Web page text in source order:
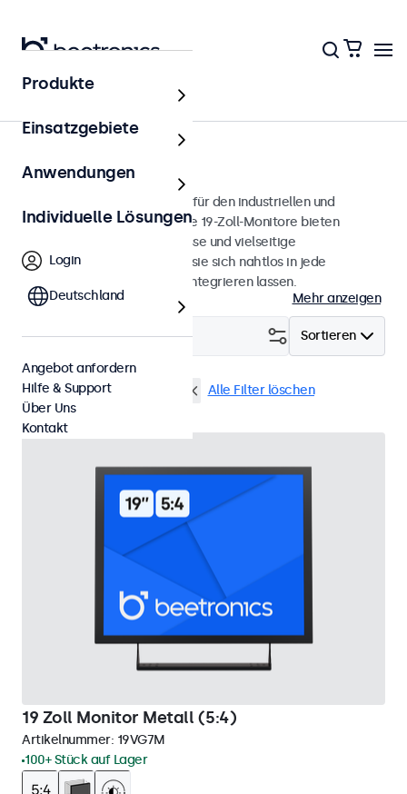
Monitore
19 Zoll Monitore
19-Zoll-Monitore, entwickelt für den industriellen und
professionellen Einsatz. Diese 19-Zoll-Monitore bieten
verschiedene Videoanschlüsse und vielseitige
Montageoptionen, wodurch sie sich nahtlos in jede
Anwendung und Umgebung integrieren lassen.
Mehr anzeigen
Sortieren
Filtern (2)
19 Zoll Monitore Alle Filter löschen
19 Zoll Monitor Metall (5:4)
Artikelnummer: 19VG7M
100+ Stück auf Lager
Produkte
Einsatzgebiete
Anwendungen
Individuelle Lösungen
Login
Deutschland
Angebot anfordern
Hilfe & Support
Über Uns
Kontakt